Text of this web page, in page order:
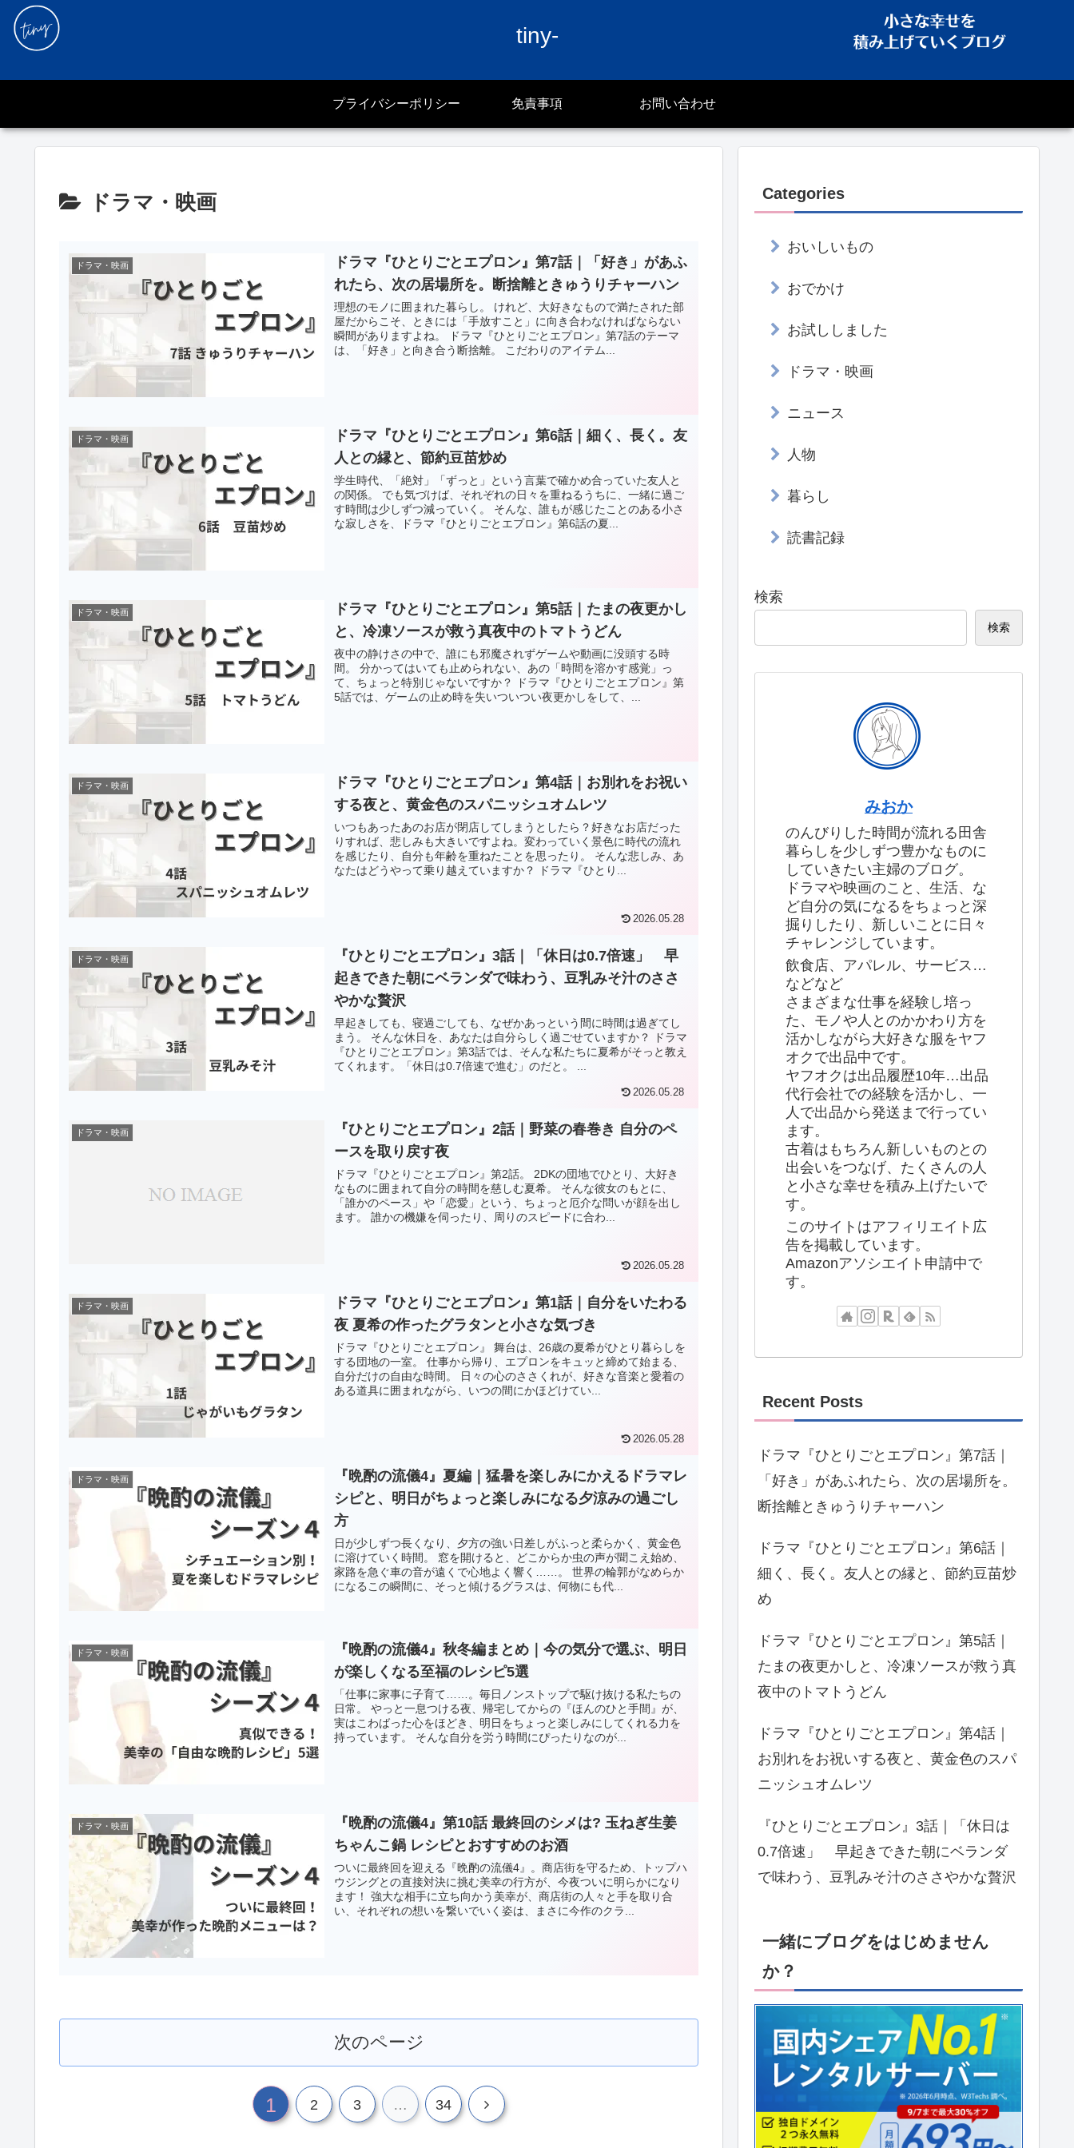
tiny-
プライバシーポリシー 免責事項 お問い合わせ
ドラマ・映画
ドラマ・映画
ドラマ『ひとりごとエプロン』第7話｜「好き」があふ
れたら、次の居場所を。断捨離ときゅうりチャーハン
理想のモノに囲まれた暮らし。 けれど、大好きなもので満たされた部
屋だからこそ、ときには「手放すこと」に向き合わなければならない
瞬間がありますよね。 ドラマ『ひとりごとエプロン』第7話のテーマ
は、「好き」と向き合う断捨離。 こだわりのアイテム...
ドラマ・映画
ドラマ『ひとりごとエプロン』第6話｜細く、長く。友
人との縁と、節約豆苗炒め
学生時代、「絶対」「ずっと」という言葉で確かめ合っていた友人と
の関係。 でも気づけば、それぞれの日々を重ねるうちに、一緒に過ご
す時間は少しずつ減っていく。 そんな、誰もが感じたことのある小さ
な寂しさを、ドラマ『ひとりごとエプロン』第6話の夏...
ドラマ・映画
ドラマ『ひとりごとエプロン』第5話｜たまの夜更かし
と、冷凍ソースが救う真夜中のトマトうどん
夜中の静けさの中で、誰にも邪魔されずゲームや動画に没頭する時
間。 分かってはいても止められない、あの「時間を溶かす感覚」っ
て、ちょっと特別じゃないですか？ ドラマ『ひとりごとエプロン』第
5話では、ゲームの止め時を失いついつい夜更かしをして、...
ドラマ・映画
ドラマ『ひとりごとエプロン』第4話｜お別れをお祝い
する夜と、黄金色のスパニッシュオムレツ
いつもあったあのお店が閉店してしまうとしたら？好きなお店だった
りすれば、悲しみも大きいですよね。変わっていく景色に時代の流れ
を感じたり、自分も年齢を重ねたことを思ったり。 そんな悲しみ、あ
なたはどうやって乗り越えていますか？ ドラマ『ひとり...
2026.05.28
ドラマ・映画
『ひとりごとエプロン』3話｜「休日は0.7倍速」 早
起きできた朝にベランダで味わう、豆乳みそ汁のささ
やかな贅沢
早起きしても、寝過ごしても、なぜかあっという間に時間は過ぎてし
まう。 そんな休日を、あなたは自分らしく過ごせていますか？ ドラマ
『ひとりごとエプロン』第3話では、そんな私たちに夏希がそっと教え
てくれます。「休日は0.7倍速で進む」のだと。 ...
2026.05.28
ドラマ・映画
『ひとりごとエプロン』2話｜野菜の春巻き 自分のペ
ースを取り戻す夜
ドラマ『ひとりごとエプロン』第2話。 2DKの団地でひとり、大好き
なものに囲まれて自分の時間を慈しむ夏希。 そんな彼女のもとに、
「誰かのペース」や「恋愛」という、ちょっと厄介な問いが顔を出し
ます。 誰かの機嫌を伺ったり、周りのスピードに合わ...
2026.05.28
ドラマ・映画
ドラマ『ひとりごとエプロン』第1話｜自分をいたわる
夜 夏希の作ったグラタンと小さな気づき
ドラマ『ひとりごとエプロン』 舞台は、26歳の夏希がひとり暮らしを
する団地の一室。 仕事から帰り、エプロンをキュッと締めて始まる、
自分だけの自由な時間。 日々の心のささくれが、好きな音楽と愛着の
ある道具に囲まれながら、いつの間にかほどけてい...
2026.05.28
ドラマ・映画
『晩酌の流儀4』夏編｜猛暑を楽しみにかえるドラマレ
シピと、明日がちょっと楽しみになる夕涼みの過ごし
方
日が少しずつ長くなり、夕方の強い日差しがふっと柔らかく、黄金色
に溶けていく時間。 窓を開けると、どこからか虫の声が聞こえ始め、
家路を急ぐ車の音が遠くで心地よく響く……。 世界の輪郭がなめらか
になるこの瞬間に、そっと傾けるグラスは、何物にも代...
ドラマ・映画
『晩酌の流儀4』秋冬編まとめ｜今の気分で選ぶ、明日
が楽しくなる至福のレシピ5選
「仕事に家事に子育て……。毎日ノンストップで駆け抜ける私たちの
日常。 やっと一息つける夜、帰宅してからの『ほんのひと手間』が、
実はこわばった心をほどき、明日をちょっと楽しみにしてくれる力を
持っています。 そんな自分を労う時間にぴったりなのが...
ドラマ・映画
『晩酌の流儀4』第10話 最終回のシメは? 玉ねぎ生姜
ちゃんこ鍋 レシピとおすすめのお酒
ついに最終回を迎える『晩酌の流儀4』。商店街を守るため、トップハ
ウジングとの直接対決に挑む美幸の行方が、今夜ついに明らかになり
ます！ 強大な相手に立ち向かう美幸が、商店街の人々と手を取り合
い、それぞれの想いを繋いでいく姿は、まさに今作のクラ...
次のページ
1 2 3 … 34 次
Categories
おいしいもの
おでかけ
お試ししました
ドラマ・映画
ニュース
人物
暮らし
読書記録
検索
検索
みおか
のんびりした時間が流れる田舎
暮らしを少しずつ豊かなものに
していきたい主婦のブログ。
ドラマや映画のこと、生活、な
ど自分の気になるをちょっと深
掘りしたり、新しいことに日々
チャレンジしています。
飲食店、アパレル、サービス…
などなど
さまざまな仕事を経験し培っ
た、モノや人とのかかわり方を
活かしながら大好きな服をヤフ
オクで出品中です。
ヤフオクは出品履歴10年…出品
代行会社での経験を活かし、一
人で出品から発送まで行ってい
ます。
古着はもちろん新しいものとの
出会いをつなげ、たくさんの人
と小さな幸せを積み上げたいで
す。
このサイトはアフィリエイト広
告を掲載しています。
Amazonアソシエイト申請中で
す。
Recent Posts
ドラマ『ひとりごとエプロン』第7話｜
「好き」があふれたら、次の居場所を。
断捨離ときゅうりチャーハン
ドラマ『ひとりごとエプロン』第6話｜
細く、長く。友人との縁と、節約豆苗炒
め
ドラマ『ひとりごとエプロン』第5話｜
たまの夜更かしと、冷凍ソースが救う真
夜中のトマトうどん
ドラマ『ひとりごとエプロン』第4話｜
お別れをお祝いする夜と、黄金色のスパ
ニッシュオムレツ
『ひとりごとエプロン』3話｜「休日は
0.7倍速」 早起きできた朝にベランダ
で味わう、豆乳みそ汁のささやかな贅沢
一緒にブログをはじめません
か？